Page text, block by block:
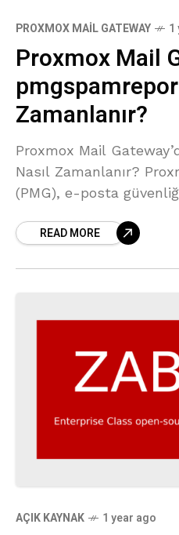
PROXMOX MAIL GATEWAY 1
Proxmox Mail
Zamanlanır?
Proxmox Mail
Nasıl Zamanlanır?
(PMG), e-posta
raporlarını
READ MORE
AÇIK KAYNAK 1 year ago